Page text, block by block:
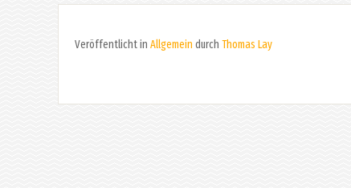
Veröffentlicht in Allgemein durch Thomas Lay